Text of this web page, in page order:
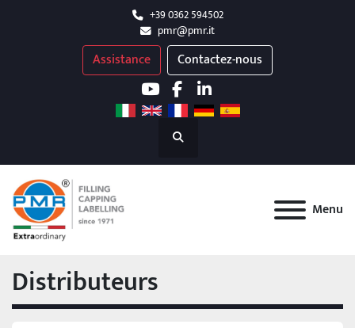
+39 0362 594502
pmr@pmr.it
Assistance Contactez-nous
youtube
facebook
linkedin
Recherche
Menu
Distributeurs